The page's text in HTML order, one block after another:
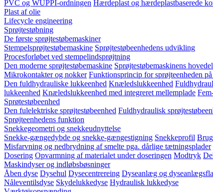
PVC og WUPPI-ordningen Hærdeplast og hærdeplastbaserede
Plast af olie
Lifecycle engineering
Sprøjtestøbning
De første sprøjtestøbemaskiner
Stempelsprøjtestøbemaskine Sprøjtestøbeenhedens udvikling
Procesforløbet ved stempelindsprøjtning
Den moderne sprøjtestøbemaskine Sprøjtestøbemaskinens
Mikrokontakter og nokker Funktionsprincip for sprøjteenheden
Den fuldhydrauliske lukkeenhed Knæledslukkeenhed
lukkeenhed Knæledslukkeenhed med integreret mellemplade
Sprøtestøbeenhed
Den fulelektriske sprøjtestøbeenhed Fuldhydraulisk
Sprøjteenhedens funktion
Snekkegeometri og snekkeudnyttelse
Snekke-gængedybde og snekke-gængestigning Snekkeprofil
Misfarvning og nedbrydning af smelte pga. dårlige tætningsplader
Dosering Opvarmning af materialet under doseringen Modtryk
Maskindyser og indløbsbøsninger
Åben dyse Dysehul Dysecentrereing Dyseanlæg og
Nåleventilsdyse Skydelukkedyse Hydraulisk lukkedyse